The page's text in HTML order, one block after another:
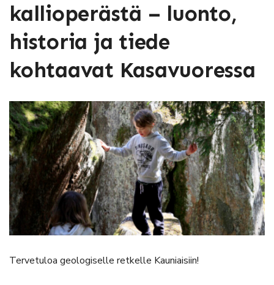
kallioperästä – luonto,
historia ja tiede
kohtaavat Kasavuoressa
Tervetuloa geologiselle retkelle Kauniaisiin!